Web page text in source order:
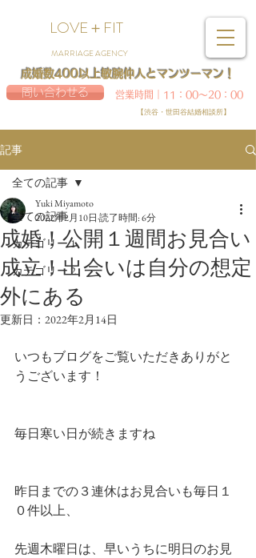
LOVE＋FIT
MARRIAGE AGENCY
問い合わせる
【渋谷・世田谷結婚相談所】
成婚数400以上敏腕仲人とマンツーマン！
営業時間｜11：00～20：00
記事
全ての記事
カテゴリー 1
カテゴリー 2
全ての記事
成婚！公開１週間お見合い
成立！出会いは自分の想定
外にある
Yuki Miyamoto
2022年2月10日 読了時間: 6分
更新日： 2022年2月14日
いつもブログをご覧いただきありがと
うございます！
毎日寒い日が続きますね
昨日までの３連休はお見合いも毎日１
０件以上、
先週木曜日は、早いうちに明日のお見